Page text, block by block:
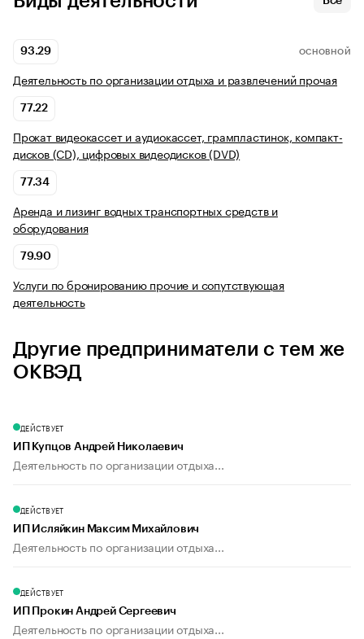
93.29 ОСНОВНОЙ
Деятельность по организации отдыха и развлечений прочая
77.22
Прокат видеокассет и аудиокассет, грампластинок, компакт-
дисков (CD), цифровых видеодисков (DVD)
77.34
Аренда и лизинг водных транспортных средств и
оборудования
79.90
Услуги по бронированию прочие и сопутствующая
деятельность
Другие предприниматели с тем же
ОКВЭД
ДЕЙСТВУЕТ
ИП Купцов Андрей Николаевич
Деятельность по организации отдыха...
ДЕЙСТВУЕТ
ИП Исляйкин Максим Михайлович
Деятельность по организации отдыха...
ДЕЙСТВУЕТ
ИП Прокин Андрей Сергеевич
Деятельность по организации отдыха...